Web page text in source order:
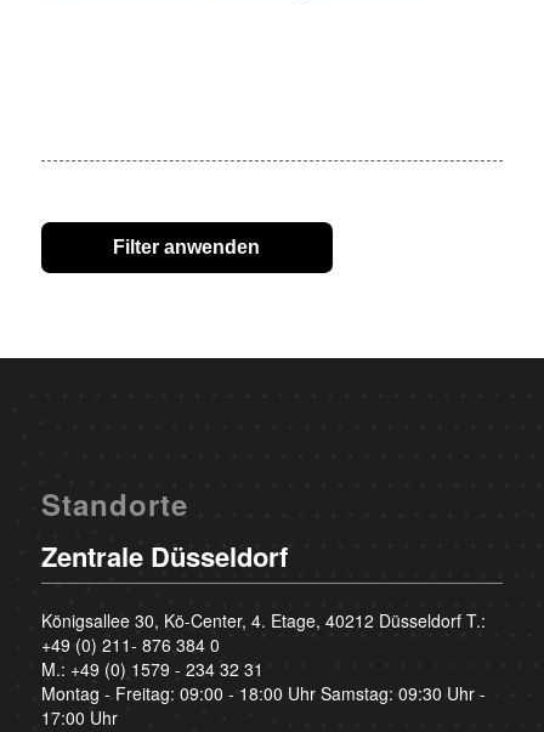
Filter anwenden
Standorte
Zentrale Düsseldorf
Königsallee 30, Kö-Center, 4. Etage, 40212 Düsseldorf T.:
+49 (0) 211- 876 384 0
M.: +49 (0) 1579 - 234 32 31
Montag - Freitag: 09:00 - 18:00 Uhr Samstag: 09:30 Uhr -
17:00 Uhr